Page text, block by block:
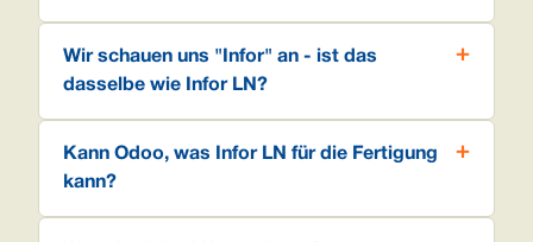
Wir schauen uns "Infor" an - ist das
dasselbe wie Infor LN?
Kann Odoo, was Infor LN für die Fertigung
kann?